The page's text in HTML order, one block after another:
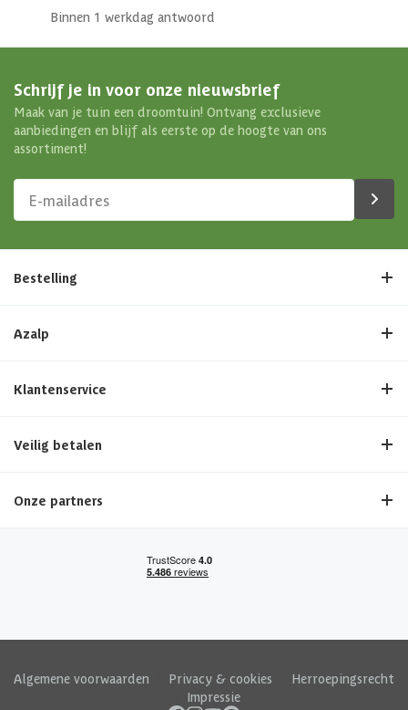
Binnen 1 werkdag antwoord
Schrijf je in voor onze nieuwsbrief
Maak van je tuin een droomtuin! Ontvang exclusieve
aanbiedingen en blijf als eerste op de hoogte van ons
assortiment!
Bestelling
Azalp
Klantenservice
Veilig betalen
Onze partners
Algemene voorwaarden Privacy & cookies
Herroepingsrecht
Impressie